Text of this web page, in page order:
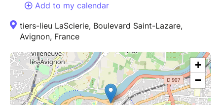
Add to my calendar
tiers-lieu LaScierie, Boulevard Saint-Lazare,
Avignon, France
+
−